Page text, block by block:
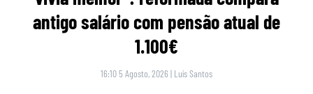
antigo salário com pensão atual de
1.100€
16:10 5 Agosto, 2026 | Luís Santos